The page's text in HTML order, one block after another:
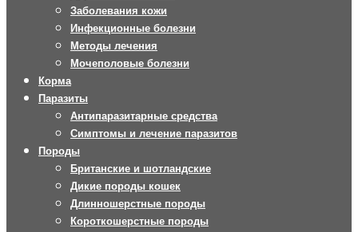
Заболевания кожи
Инфекционные болезни
Методы лечения
Мочеполовые болезни
Корма
Паразиты
Антипаразитарные средства
Симптомы и лечение паразитов
Породы
Британские и шотландские
Дикие породы кошек
Длинношерстные породы
Короткошерстные породы